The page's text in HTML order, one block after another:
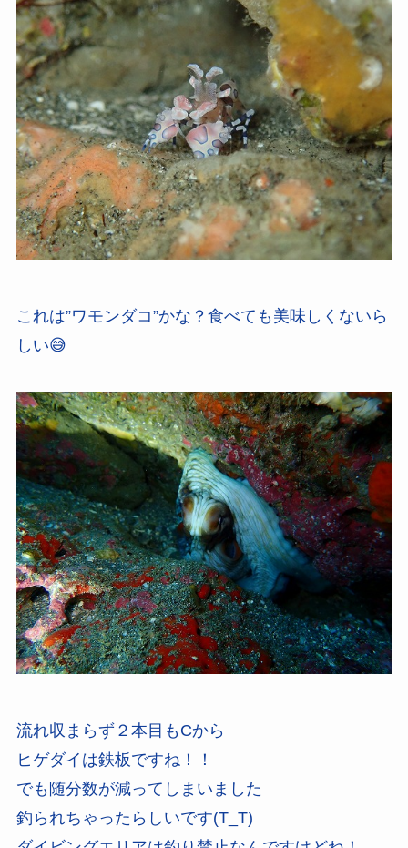
これは”ワモンダコ”かな？食べても美味しくないら
しい😅
流れ収まらず２本目もCから
ヒゲダイは鉄板ですね！！
でも随分数が減ってしまいました
釣られちゃったらしいです(T_T)